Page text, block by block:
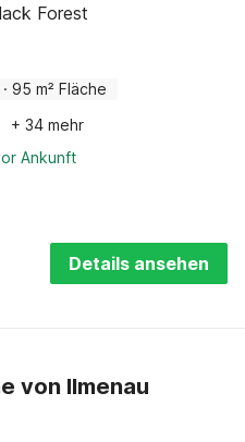
Forest
· 95 m² Fläche
+ 34 mehr
Ankunft
Details ansehen
von Ilmenau